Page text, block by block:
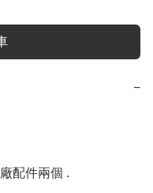
−
配件兩個 .